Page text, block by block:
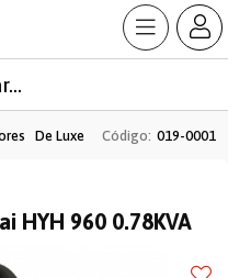
De Luxe Código: 019-0001
HYH 960 0.78KVA